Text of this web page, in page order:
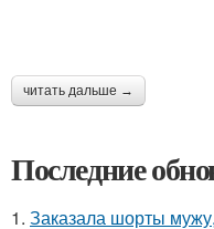
читать дальше →
Последние
1. Заказала шорты